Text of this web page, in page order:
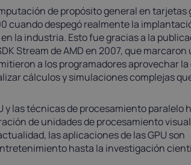
de propósito general en tarjetas
cuando despegó realmente la
la industria. Esto fue gracias a la
Stream de AMD en 2007, que
a los programadores aprovechar
cálculos y simulaciones complejas
y las técnicas de procesamiento paralelo
de unidades de procesamiento visual
las aplicaciones de las GPU son
hasta la investigación